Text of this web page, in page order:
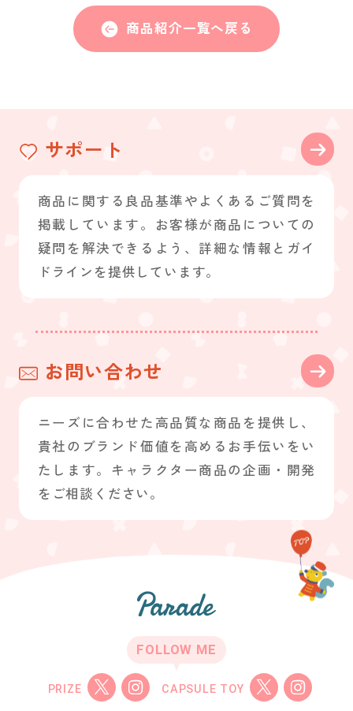
商品紹介一覧へ戻る
サポート
商品に関する良品基準やよくあるご質問を
掲載しています。お客様が商品についての
疑問を解決できるよう、詳細な情報とガイ
ドラインを提供しています。
お問い合わせ
ニーズに合わせた高品質な商品を提供し、
貴社のブランド価値を高めるお手伝いをい
たします。キャラクター商品の企画・開発
をご相談ください。
FOLLOW ME
PRIZE CAPSULE TOY